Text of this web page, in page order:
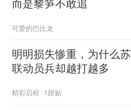
而是黎笋不敢追
可爱的巴比龙
明明损失惨重，为什么苏
联动员兵却越打越多
精彩启程 1跟贴